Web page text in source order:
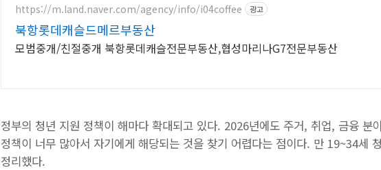
https://m.land.naver.com/agency/info/i04coffee 광고
북항롯데캐슬드메르부동산
모범중개/친절중개 북항롯데캐슬전문부동산,협성마리나G7전문부동산
정부의 청년 지원 정책이 해마다 확대되고 있다. 2026년에도 주거, 취업, 금융 분
정책이 너무 많아서 자기에게 해당되는 것을 찾기 어렵다는 점이다. 만 19~34세
정리했다.